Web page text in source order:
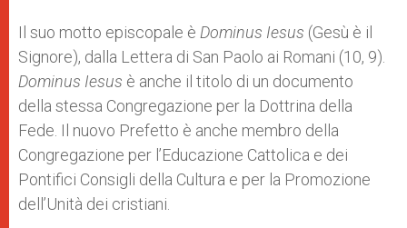
Il suo motto episcopale è Dominus Iesus (Gesù è il
Signore), dalla Lettera di San Paolo ai Romani (10, 9).
Dominus Iesus è anche il titolo di un documento
della stessa Congregazione per la Dottrina della
Fede. Il nuovo Prefetto è anche membro della
Congregazione per l’Educazione Cattolica e dei
Pontifici Consigli della Cultura e per la Promozione
dell’Unità dei cristiani.